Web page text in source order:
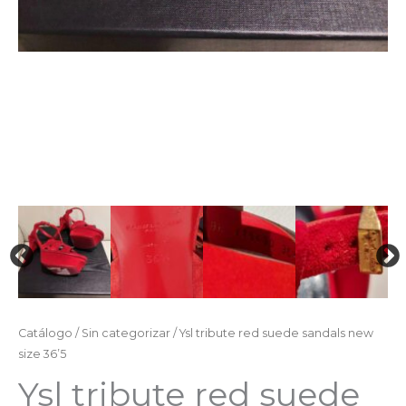
Catálogo / Sin categorizar / Ysl tribute red suede sandals new
size 36’5
Ysl tribute red suede